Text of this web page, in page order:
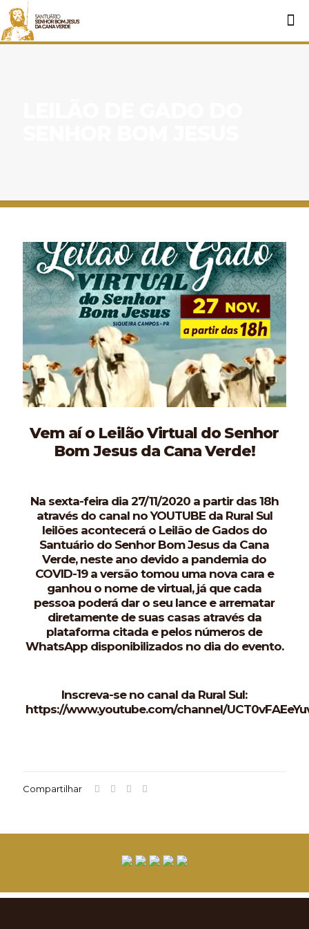
Vem aí o Leilão Virtual do Senhor
Bom Jesus da Cana Verde!
Na sexta-feira dia 27/11/2020 a partir das 18h
através do canal no YOUTUBE da Rural Sul
leilões acontecerá o Leilão de Gados do
Santuário do Senhor Bom Jesus da Cana
Verde, neste ano devido a pandemia do
COVID-19 a versão tomou uma nova cara e
ganhou o nome de virtual, já que cada
pessoa poderá dar o seu lance e arrematar
diretamente de suas casas através da
plataforma citada e pelos números de
WhatsApp disponibilizados no dia do evento.
Inscreva-se no canal da Rural Sul:
https://www.youtube.com/channel/
Compartilhar